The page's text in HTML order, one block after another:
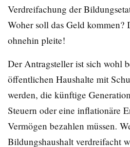
Verdreifachung der
Woher soll das Geld kommen?
ohnehin pleite!
Der Antragsteller ist sich wohl
öffentlichen Haushalte mit
werden, die künftige
Steuern oder eine inflationäre
Vermögen bezahlen müssen.
Bildungshaushalt verdreifacht